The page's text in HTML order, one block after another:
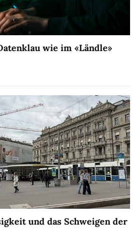
wie im «Ländle»
und das Schweigen der